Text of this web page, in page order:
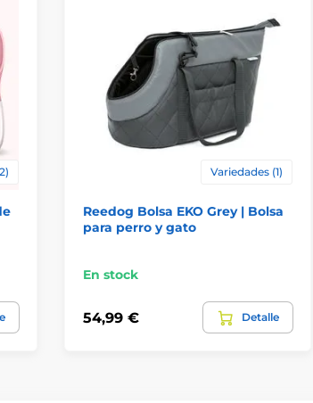
Variedades (1)
Reedog Bolsa EKO Grey | Bolsa
para perro y gato
En stock
54,99 € Detalle